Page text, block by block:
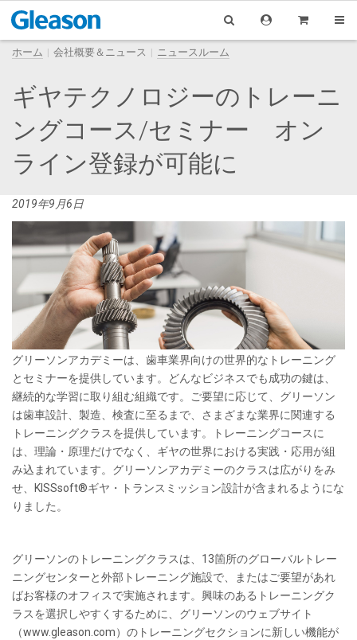
ホーム 会社概要＆ニュース ニュースルーム
ギヤテクノロジーのトレーニ
ングコース/セミナー オン
ライン登録が可能に
2019年9月6日
グリーソンアカデミーは、歯車業界向けの世界的なトレーニング
とセミナーを提供しています。どんなビジネスでも成功の鍵は、
継続的な学習に取り組む組織です。ご要望に応じて、グリーソン
は歯車設計、製造、検査に至るまで、さまざまな業界に関連する
トレーニングクラスを提供しています。トレーニングコースに
は、理論・原理だけでなく、ギヤの世界における実践・応用が組
み込まれています。グリーソンアカデミーのクラスは広がりをみ
せ、
KISSsoft®ギヤ・トランスミッション設計が含まれるようにな
りました。
グリーソンのトレーニングクラスは、 13箇所のグローバルトレー
ニングセンターと外部トレーニング施設で、またはご要望があれ
ばお客様のオフィスで実施されます。興味のあるトレーニングク
ラスを選択しやすくするために、グリーソンのウェブサイト
（www.gleason.com）のトレーニングセクションに新しい機能が